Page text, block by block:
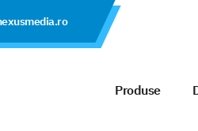
Produse